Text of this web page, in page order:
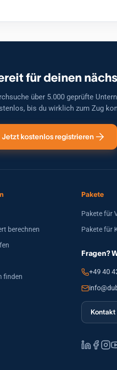
für deinen
über 5.000 geprüfte
bis du wirklich zum Zug
Jetzt kostenlos registrieren
berechnen
finden
Pakete
Pakete für
Pakete für
Fragen?
+49 40
Kontakt